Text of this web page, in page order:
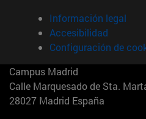
Información legal
Accesibilidad
Configuración de
Campus Madrid
Calle Marquesado de Sta.
28027 Madrid España